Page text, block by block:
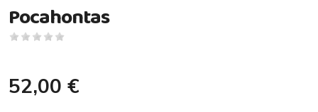
Pocahontas
52,00 €